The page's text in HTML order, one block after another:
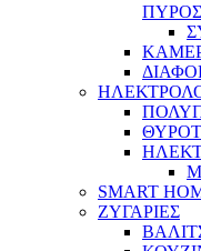
SMART
ΖΥΓΑΡΙΕΣ